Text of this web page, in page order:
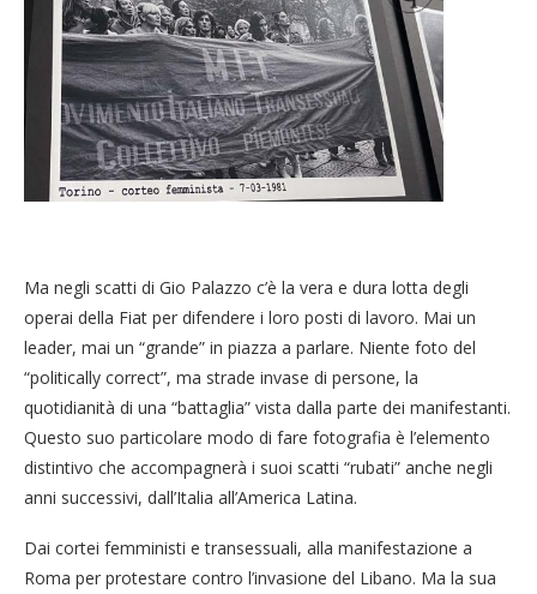
Ma negli scatti di Gio Palazzo c’è la vera e dura lotta degli
operai della Fiat per difendere i loro posti di lavoro. Mai un
leader, mai un “grande” in piazza a parlare. Niente foto del
“politically correct”, ma strade invase di persone, la
quotidianità di una “battaglia” vista dalla parte dei manifestanti.
Questo suo particolare modo di fare fotografia è l’elemento
distintivo che accompagnerà i suoi scatti “rubati” anche negli
anni successivi, dall’Italia all’America Latina.
Dai cortei femministi e transessuali, alla manifestazione a
Roma per protestare contro l’invasione del Libano. Ma la sua